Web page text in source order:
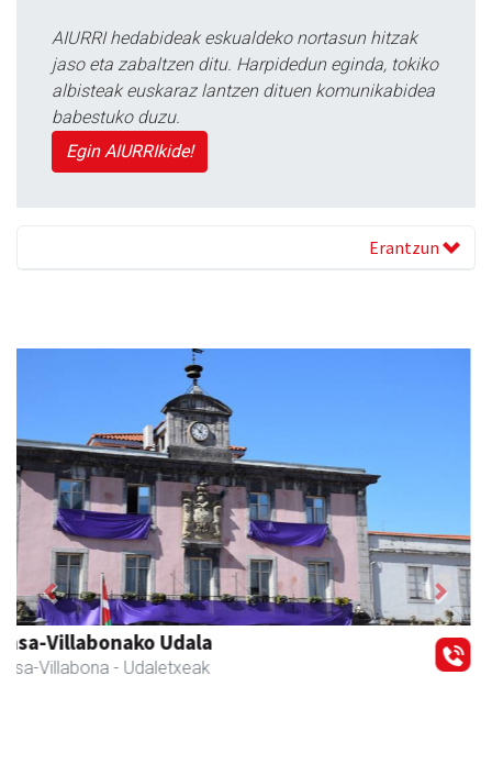
AIURRI hedabideak eskualdeko nortasun hitzak
jaso eta zabaltzen ditu. Harpidedun eginda, tokiko
albisteak euskaraz lantzen dituen komunikabidea
babestuko duzu.
Egin AIURRIkide!
Erantzun
Fleming Herri Eskola
Amasa-Villabona - Hezkuntza
Previous Next